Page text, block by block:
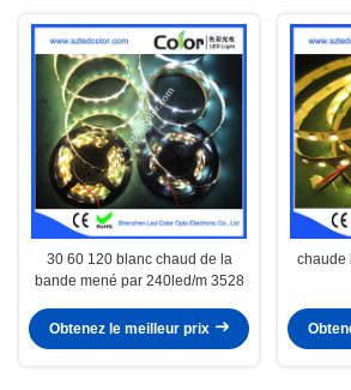
30 60 120 blanc chaud de la
bande mené par 240led/m 3528
Obtenez le meilleur prix
chaude